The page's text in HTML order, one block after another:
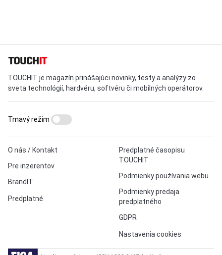
TOUCHIT je magazín prinášajúci novinky, testy a analýzy zo
sveta technológií, hardvéru, softvéru či mobilných operátorov.
O nás / Kontakt
Pre inzerentov
BrandIT
Predplatné
Predplatné časopisu
TOUCHIT
Podmienky používania webu
Podmienky predaja
predplatného
GDPR
Nastavenia cookies
Tmavý režim